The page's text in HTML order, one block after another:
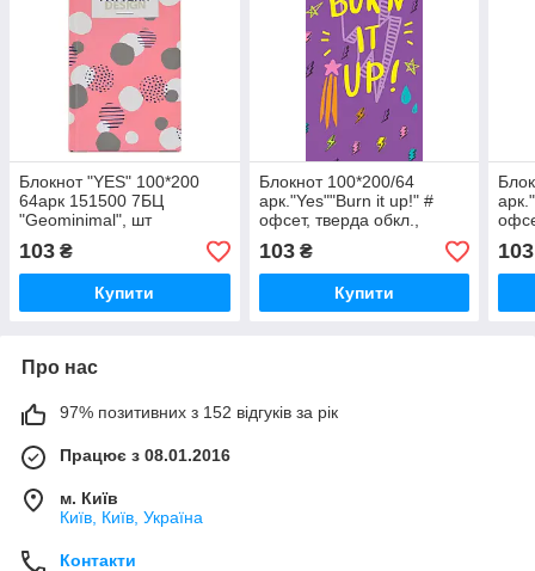
Блокнот "YES" 100*200
64арк 151500 7БЦ
"Geominimal", шт
103 ₴
Купити
Блокнот 100*200/64
арк."Yes""Burn it up!" #
офсет, тверда обкл.,
151524, шт
103₴
Купити
103
Про нас
97% позитивних з 152 відгуків за рік
Працює з 08.01.2016
м. Київ
Київ, Київ, Україна
Контакти